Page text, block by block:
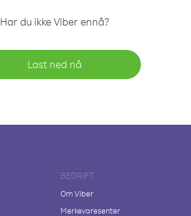
Har du ikke Viber ennå?
Last ned nå
BEDRIFT
Om Viber
Merkevaresenter